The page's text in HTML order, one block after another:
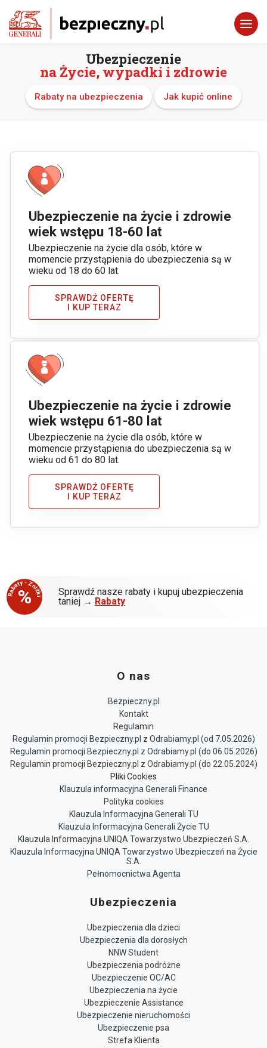
Ubezpieczenie
na Życie, wypadki i zdrowie
Rabaty na ubezpieczenia Jak kupić online
Ubezpieczenie na życie i zdrowie
wiek wstępu 18-60 lat
Ubezpieczenie na życie dla osób, które w
momencie przystąpienia do ubezpieczenia są w
wieku od 18 do 60 lat.
SPRAWDŹ OFERTĘ
I KUP TERAZ
Ubezpieczenie na życie i zdrowie
wiek wstępu 61-80 lat
Ubezpieczenie na życie dla osób, które w
momencie przystąpienia do ubezpieczenia są w
wieku od 61 do 80 lat.
SPRAWDŹ OFERTĘ
I KUP TERAZ
%
Rabaty - Zniżki
Sprawdź nasze rabaty i kupuj ubezpieczenia
taniej → Rabaty
O nas
Bezpieczny.pl
Kontakt
Regulamin
Regulamin promocji Bezpieczny.pl z Odrabiamy.pl (od 7.05.2026)
Regulamin promocji Bezpieczny.pl z Odrabiamy.pl (do 06.05.2026)
Regulamin promocji Bezpieczny.pl z Odrabiamy.pl (do 22.05.2024)
Pliki Cookies
Klauzula informacyjna Generali Finance
Polityka cookies
Klauzula Informacyjna Generali TU
Klauzula Informacyjna Generali Życie TU
Klauzula Informacyjna UNIQA Towarzystwo Ubezpieczeń S.A.
Klauzula Informacyjna UNIQA Towarzystwo Ubezpieczeń na Życie
S.A.
Pełnomocnictwa Agenta
Ubezpieczenia
Ubezpieczenia dla dzieci
Ubezpieczenia dla dorosłych
NNW Student
Ubezpieczenia podróżne
Ubezpieczenie OC/AC
Ubezpieczenia na życie
Ubezpieczenie Assistance
Ubezpieczenie nieruchomości
Ubezpieczenie psa
Strefa Klienta